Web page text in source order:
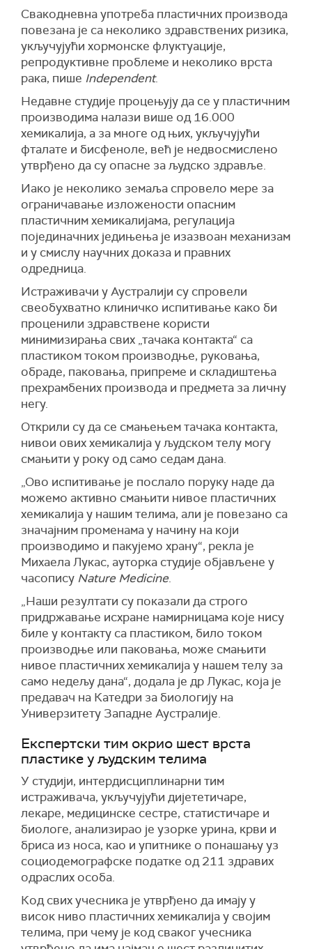
Свакодневна употреба пластичних производа
повезана је са неколико здравствених ризика,
укључујући хормонске флуктуације,
репродуктивне проблеме и неколико врста
рака, пише Independent.
Недавне студије процењују да се у пластичним
производима налази више од 16.000
хемикалија, а за многе од њих, укључујући
фталате и бисфеноле, већ је недвосмислено
утврђено да су опасне за људско здравље.
Иако је неколико земаља спровело мере за
ограничавање изложености опасним
пластичним хемикалијама, регулација
појединачних једињења је изазвоан механизам
и у смислу научних доказа и правних
одредница.
Истраживачи у Аустралији су спровели
свеобухватно клиничко испитивање како би
проценили здравствене користи
минимизирања свих „тачака контакта“ са
пластиком током производње, руковања,
обраде, паковања, припреме и складиштења
прехрамбених производа и предмета за личну
негу.
Открили су да се смањењем тачака контакта,
нивои ових хемикалија у људском телу могу
смањити у року од само седам дана.
„Ово испитивање је послало поруку наде да
можемо активно смањити нивое пластичних
хемикалија у нашим телима, али је повезано са
значајним променама у начину на који
производимо и пакујемо храну“, рекла је
Михаела Лукас, ауторка студије објављене у
часопису Nature Medicine.
„Наши резултати су показали да строго
придржавање исхране намирницама које нису
биле у контакту са пластиком, било током
производње или паковања, може смањити
нивое пластичних хемикалија у нашем телу за
само недељу дана“, додала је др Лукас, која је
предавач на Катедри за биологију на
Универзитету Западне Аустралије.
Експертски тим окрио шест врста
пластике у људским телима
У студији, интердисциплинарни тим
истраживача, укључујући дијететичаре,
лекаре, медицинске сестре, статистичаре и
биологе, анализирао је узорке урина, крви и
бриса из носа, као и упитнике о понашању уз
социодемографске податке од 211 здравих
одраслих особа.
Код свих учесника је утврђено да имају у
висок ниво пластичних хемикалија у својим
телима, при чему је код сваког учесника